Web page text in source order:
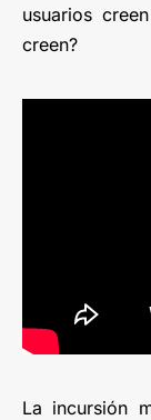
usuarios
creen?
La incursión